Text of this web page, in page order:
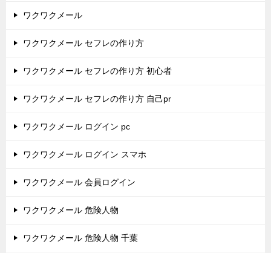
ワクワクメール
ワクワクメール セフレの作り方
ワクワクメール セフレの作り方 初心者
ワクワクメール セフレの作り方 自己pr
ワクワクメール ログイン pc
ワクワクメール ログイン スマホ
ワクワクメール 会員ログイン
ワクワクメール 危険人物
ワクワクメール 危険人物 千葉